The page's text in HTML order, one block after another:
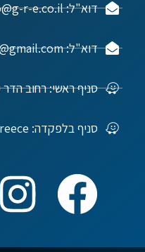
דוא"ל: info@g-r-e.co.il
דוא"ל: idan.sarussi@gmail.com
סניף ראשי: רחוב הדר 40, קיסריה
סניף בלפקדה: Ioannou Mela 6 , Lefkáda, Greece